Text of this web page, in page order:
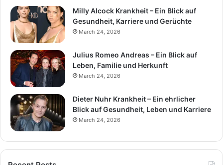
Milly Alcock Krankheit – Ein Blick auf
Gesundheit, Karriere und Gerüchte
March 24, 2026
Julius Romeo Andreas – Ein Blick auf
Leben, Familie und Herkunft
March 24, 2026
Dieter Nuhr Krankheit – Ein ehrlicher
Blick auf Gesundheit, Leben und Karriere
March 24, 2026